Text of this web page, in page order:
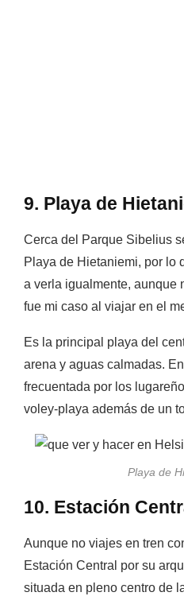
9. Playa de
Cerca del Parque Sibelius
Playa de Hietaniemi, por lo
a verla igualmente, aunque
fue mi caso al viajar en el
Es la principal playa del
arena y aguas calmadas.
frecuentada por los
voley-playa además de un
Playa de
10. Estación
Aunque no viajes en tren
Estación Central por su
situada en pleno centro de